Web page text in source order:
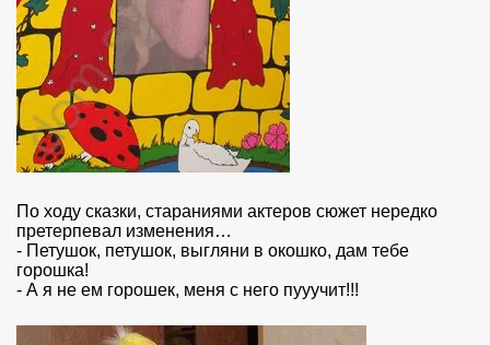
По ходу сказки, стараниями актеров сюжет нередко
претерпевал изменения…
- Петушок, петушок, выгляни в окошко, дам тебе
горошка!
- А я не ем горошек, меня с него пууучит!!!